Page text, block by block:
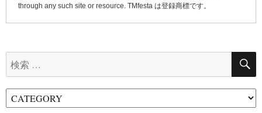
through any such site or resource. TMfesta は登録商標です。
索: